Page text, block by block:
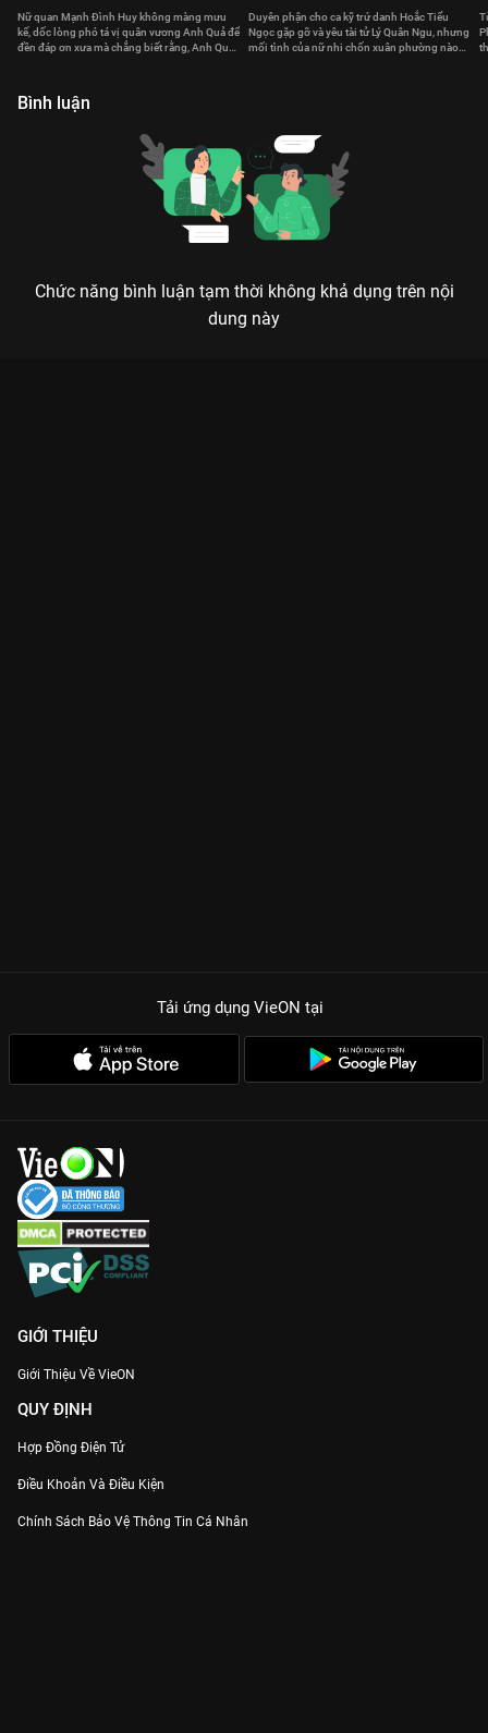
Nữ quan Mạnh Đình Huy không màng mưu
kế, dốc lòng phó tá vị quân vương Anh Quả để
đền đáp ơn xưa mà chẳng biết rằng, Anh Quả
Duyên phận cho ca kỹ trứ danh Hoắc Tiểu
Ngọc gặp gỡ và yêu tài tử Lý Quân Ngu, nhưng
mối tình của nữ nhi chốn xuân phường nào
Bình luận
Chức năng bình luận tạm thời không khả dụng trên nội
dung này
Tải ứng dụng VieON tại
GIỚI THIỆU
Giới Thiệu Về VieON
QUY ĐỊNH
Hợp Đồng Điện Tử
Điều Khoản Và Điều Kiện
Chính Sách Bảo Vệ Thông Tin Cá Nhân